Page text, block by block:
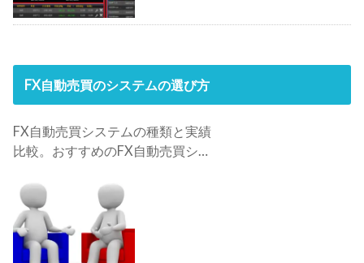
FX自動売買のシステムの選び方
FX自動売買システムの種類と実績
比較。おすすめのFX自動売買シス